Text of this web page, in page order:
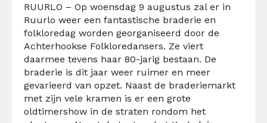
RUURLO – Op woensdag 9 augustus zal er in
Ruurlo weer een fantastische braderie en
folkloredag worden georganiseerd door de
Achterhookse Folkloredansers. Ze viert
daarmee tevens haar 80-jarig bestaan. De
braderie is dit jaar weer ruimer en meer
gevarieerd van opzet. Naast de braderiemarkt
met zijn vele kramen is er een grote
oldtimershow in de straten rondom het